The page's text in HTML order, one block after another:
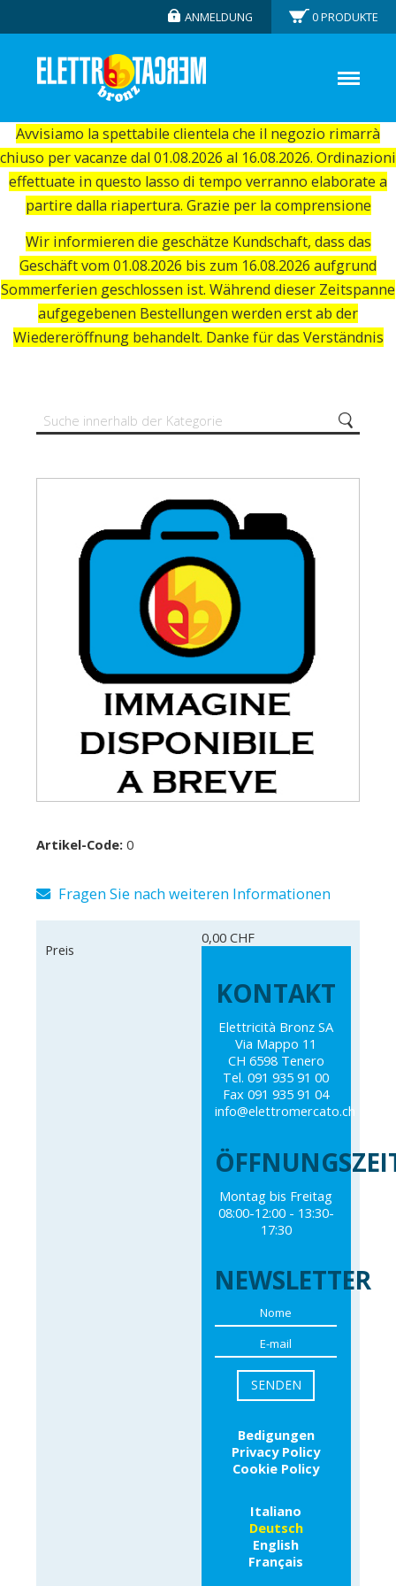
Avvisiamo la spettabile clientela che il negozio rimarrà
chiuso per vacanze dal 01.08.2026 al 16.08.2026. Ordinazioni
effettuate in questo lasso di tempo verranno elaborate a
partire dalla riapertura. Grazie per la comprensione
Wir informieren die geschätze Kundschaft, dass das
Geschäft vom 01.08.2026 bis zum 16.08.2026 aufgrund
Sommerferien geschlossen ist. Während dieser Zeitspanne
aufgegebenen Bestellungen werden erst ab der
Wiedereröffnung behandelt. Danke für das Verständnis
ANMELDUNG 0PRODUKTE
Artikel-Code: 0
Fragen Sie nach weiteren Informationen
Preis
0,00 CHF
KONTAKT
Elettricità Bronz SA
Via Mappo 11
CH 6598 Tenero
Tel. 091 935 91 00
Fax 091 935 91 04
info@elettromercato.ch
Montag bis Freitag
08:00-12:00 - 13:30-
17:30
NEWSLETTER
Bedigungen
Privacy Policy
Cookie Policy
Italiano
Deutsch
English
Français